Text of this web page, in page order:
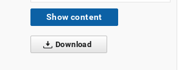
Show content
Download